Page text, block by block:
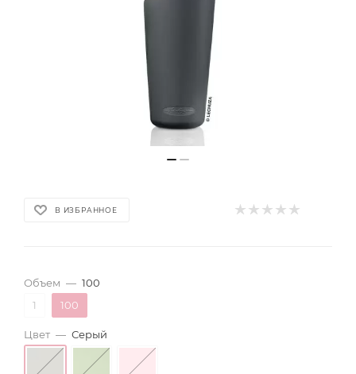
В ИЗБРАННОЕ
Объем — 100
1
100
Цвет — Серый